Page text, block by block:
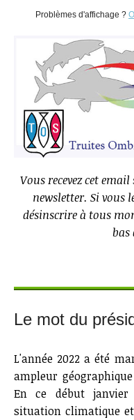
Problèmes d'affichage ?
Vous recevez cet
newsletter. Si vous
désinscrire à tous
bas
Le mot du
L'année 2022 a été
ampleur
En ce début janvier
situation climatique